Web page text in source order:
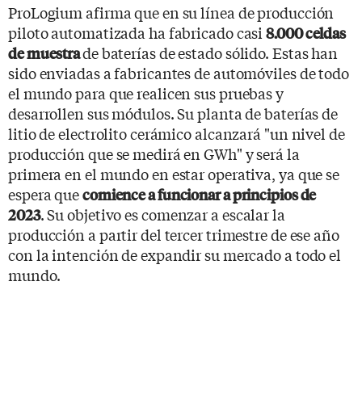
ProLogium afirma que en su línea de producción
piloto automatizada ha fabricado casi8.000 celdas
de muestrade baterías de estado sólido. Estas han
sido enviadas a fabricantes de automóviles de todo
el mundo para que realicen sus pruebas y
desarrollen sus módulos. Su planta de baterías de
litio de electrolito cerámico alcanzará "un nivel de
producción que se medirá en GWh" y será la
primera en el mundo en estar operativa, ya que se
espera quecomience a funcionar a principios de
2023. Su objetivo es comenzar a escalar la
producción a partir del tercer trimestre de ese año
con la intención de expandir su mercado a todo el
mundo.